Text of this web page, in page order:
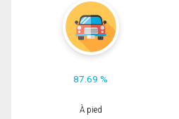
87.69 %
À pied